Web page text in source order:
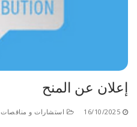
إعلان عن المنح
16/10/2025 استشارات و مناقصات